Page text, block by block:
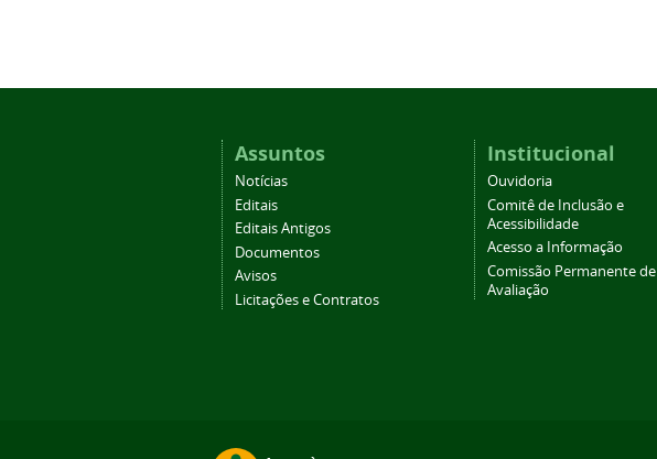
Assuntos
Notícias
Editais
Editais Antigos
Documentos
Avisos
Licitações e Contratos
Institucional
Ouvidoria
Comitê de Inclusão e
Acessibilidade
Acesso a Informação
Comissão Permanente de
Avaliação